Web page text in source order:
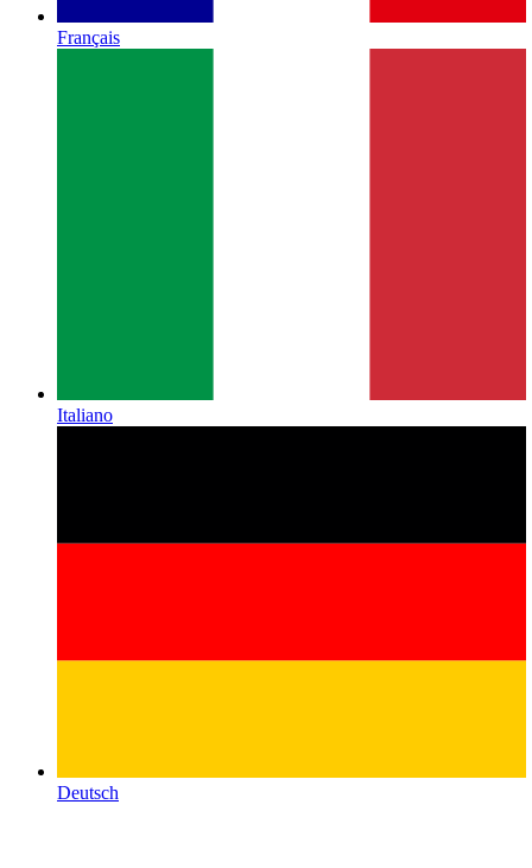
Français
Italiano
Deutsch